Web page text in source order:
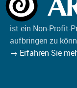
ist ein Non-Profit-
aufbringen zu
→ Erfahren Sie